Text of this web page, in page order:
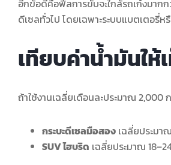
อีกข้อดีคือฟีลการขับจะใกล้รถเก๋งมาก
ดีเซลทั่วไป โดยเฉพาะระบบแบตเตอรี่
เทียบค่าน้ำมันใ
ถ้าใช้งานเฉลี่ยเดือนละประมาณ 2,000
กระบะดีเซลมือสอง เฉลี่ยประมา
SUV ไฮบริด เฉลี่ยประมาณ